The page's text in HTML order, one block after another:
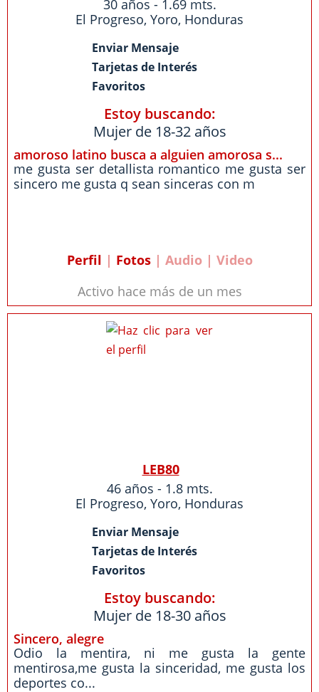
30 años - 1.69 mts.
El Progreso, Yoro, Honduras
Enviar Mensaje
Tarjetas de Interés
Favoritos
Estoy buscando:
Mujer de 18-32 años
amoroso latino busca a alguien amorosa s...
me gusta ser detallista romantico me gusta ser
sincero me gusta q sean sinceras con m
Perfil | Fotos| Audio | Video
Activo hace más de un mes
LEB80
46 años - 1.8 mts.
El Progreso, Yoro, Honduras
Enviar Mensaje
Tarjetas de Interés
Favoritos
Estoy buscando:
Mujer de 18-30 años
Sincero, alegre
Odio la mentira, ni me gusta la gente
mentirosa,me gusta la sinceridad, me gusta los
deportes co...